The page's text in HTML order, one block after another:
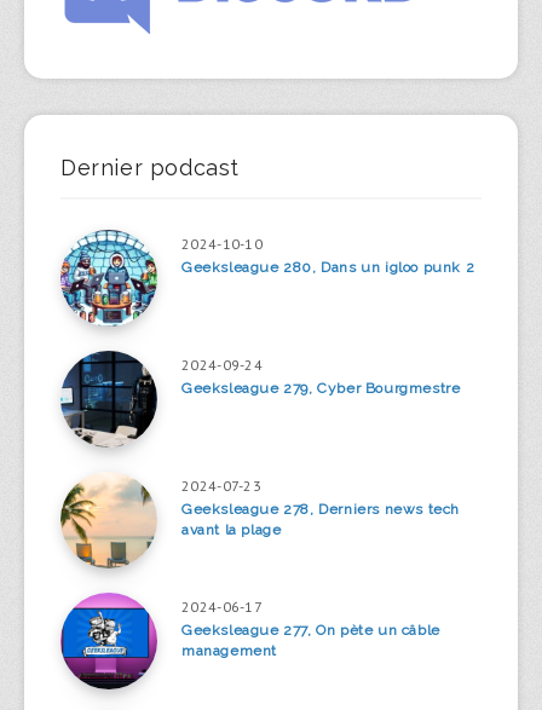
Dernier podcast
2024-10-10
Geeksleague 280, Dans un igloo punk 2
2024-09-24
Geeksleague 279, Cyber Bourgmestre
2024-07-23
Geeksleague 278, Derniers news tech
avant la plage
2024-06-17
Geeksleague 277, On pète un câble
management